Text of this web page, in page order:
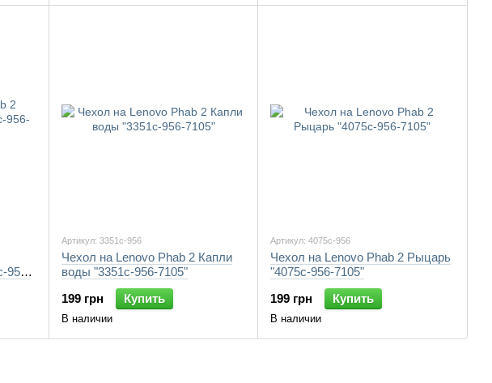
956-
Артикул: 3351c-956
Чехол на Lenovo Phab 2 Капли
воды "3351c-956-7105"
199 грн
Купить
В наличии
Артикул: 4075c-956
Чехол на Lenovo Phab 2 Рыцарь
"4075c-956-7105"
199 грн
Купить
В наличии